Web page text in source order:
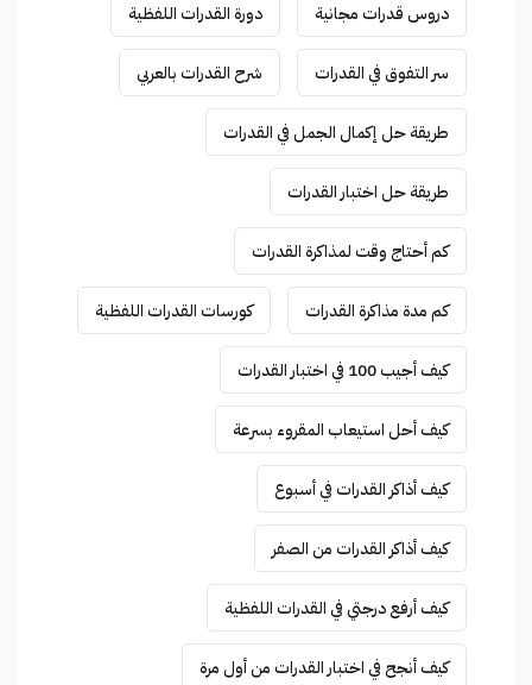
دروس قدرات مجانية دورة القدرات اللفظية
سر التفوق في القدرات شرح القدرات بالعربي
طريقة حل إكمال الجمل في القدرات
طريقة حل اختبار القدرات
كم أحتاج وقت لمذاكرة القدرات
كم مدة مذاكرة القدرات كورسات القدرات اللفظية
كيف أجيب 100 في اختبار القدرات
كيف أحل استيعاب المقروء بسرعة
كيف أذاكر القدرات في أسبوع
كيف أذاكر القدرات من الصفر
كيف أرفع درجتي في القدرات اللفظية
كيف أنجح في اختبار القدرات من أول مرة